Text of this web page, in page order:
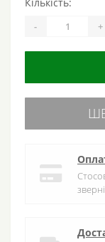
- +